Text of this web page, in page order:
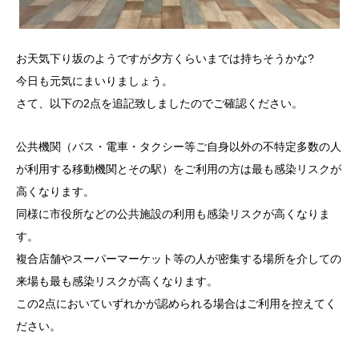
お天気下り坂のようですが夕方くらいまでは持ちそうかな?
今日も元気にまいりましょう。
さて、以下の2点を追記致しましたのでご確認ください。
公共機関（バス・電車・タクシー等ご自身以外の不特定多数の人
が利用する移動機関とその駅）をご利用の方は最も感染リスクが
高くなります。
同様に市役所などの公共施設の利用も感染リスクが高くなりま
す。
複合店舗やスーパーマーケット等の人が密集する場所を介しての
来場も最も感染リスクが高くなります。
この2点においていずれかが認められる場合はご利用を控えてく
ださい。